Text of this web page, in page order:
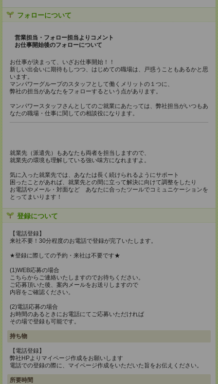
フォローについて
営業担当・フォロー担当よりコメント
お仕事開始後のフォローについて
お仕事が決まって、いざお仕事開始！！
新しい出会いに期待もしつつ、はじめての職場は、戸惑うこともあるかと思
います。
マンパワーグループのスタッフとして働くメリットの１つに、
弊社の担当があなたをフォローするという点があります。
マンパワースタッフさんとしてのご就業にあたっては、弊社担当がいつもあ
なたの職場・仕事に関しての相談役になります。
就業先（派遣先）もあなたも両者を担当しますので、
就業先の環境も理解している強い味方になれますよ。
気に入った就業先では、あなたは長く続けられるようにサポート
困ったことがあれば、就業先との間に立って解決に向けて調整をしたり
お電話やメール・対面など あなたに合ったツールでコミュニケーションを
とってまいります！
登録について
【電話登録】
来社不要！30分程度のお電話で登録が完了いたします。
★登録に際しての予約・来社は不要です★
(1)WEB応募の場合
こちらからご連絡いたしますのでお待ちください。
ご応募頂いた後、案内メールをお送りしますので
内容をご確認ください。
(2)電話応募の場合
お時間のあるときにお電話にてご応募いただければ
その場で登録も可能です。
持ち物
【電話登録】
弊社HPよりマイページ作成をお願いします
電話での登録の際に、マイページ作成をいただいた旨をお伝えください。
所要時間